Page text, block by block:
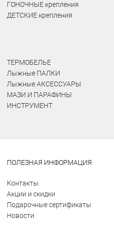
ГОНОЧНЫЕ крепления
ДЕТСКИЕ крепления
ТЕРМОБЕЛЬЕ
Лыжные ПАЛКИ
Лыжные АКСЕССУАРЫ
МАЗИ И ПАРАФИНЫ
ИНСТРУМЕНТ
ПОЛЕЗНАЯ ИНФОРМАЦИЯ
Контакты
Акции и скидки
Подарочные сертификаты
Новости